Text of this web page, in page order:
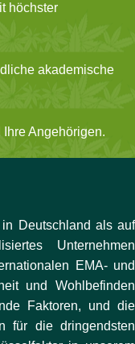
höchster
akademische
Angehörigen.
Deutschland als auf
Unternehmen
EMA- und
und Wohlbefinden
Faktoren, und die
für die dringendsten